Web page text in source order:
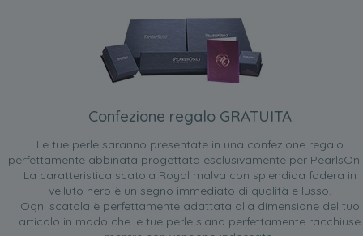
Confezione regalo GRATUITA
Le tue perle saranno presentate in una confezione regalo
perfettamente abbinata progettata esclusivamente per
La caratteristica scatola Royal malva con splendida fodera in
velluto nero è un segno immediato di qualità e lusso.
Ogni scatola è perfettamente adattata alla dimensione del tuo
articolo in modo che le tue perle siano perfettamente racchiuse